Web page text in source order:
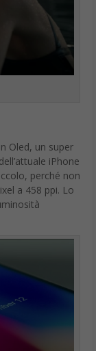
Oled, un super
iPhone
perché non
a 458 ppi. Lo